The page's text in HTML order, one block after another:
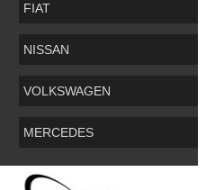
FIAT
NISSAN
VOLKSWAGEN
MERCEDES